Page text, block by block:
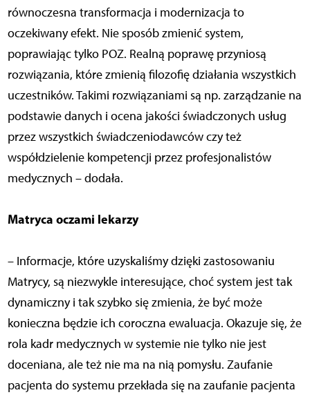
równoczesna transformacja i modernizacja to
oczekiwany efekt. Nie sposób zmienić system,
poprawiając tylko POZ. Realną poprawę przyniosą
rozwiązania, które zmienią filozofię działania wszystkich
uczestników. Takimi rozwiązaniami są np. zarządzanie na
podstawie danych i ocena jakości świadczonych usług
przez wszystkich świadczeniodawców czy też
współdzielenie kompetencji przez profesjonalistów
medycznych – dodała.
Matryca oczami lekarzy
– Informacje, które uzyskaliśmy dzięki zastosowaniu
Matrycy, są niezwykle interesujące, choć system jest tak
dynamiczny i tak szybko się zmienia, że być może
konieczna będzie ich coroczna ewaluacja. Okazuje się, że
rola kadr medycznych w systemie nie tylko nie jest
doceniana, ale też nie ma na nią pomysłu. Zaufanie
pacjenta do systemu przekłada się na zaufanie pacjenta